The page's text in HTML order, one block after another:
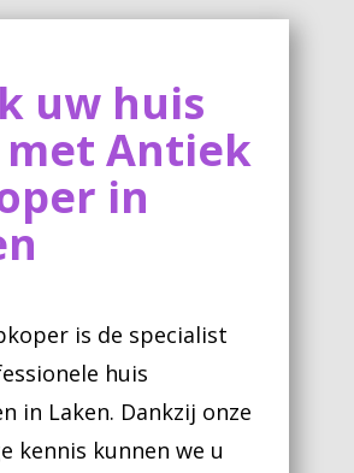
uw huis
met Antiek
in
is de specialist
huis
in Laken. Dankzij onze
kennis kunnen we u